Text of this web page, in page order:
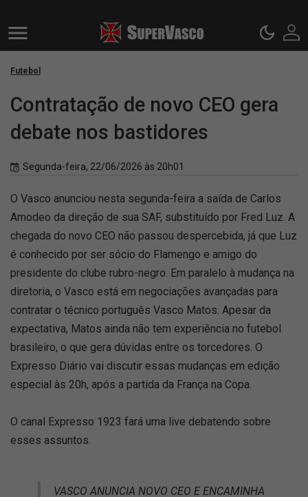
Futebol
Contratação de novo CEO gera
debate nos bastidores
Segunda-feira, 22/06/2026 às 20h01
O Vasco anunciou nesta segunda-feira a saída de Carlos
Amodeo da direção de sua SAF, substituído por Fred Luz. A
chegada do novo CEO não passou despercebida, já que Luz
é conhecido por ser sócio do Flamengo e amigo do
presidente do clube rubro-negro. Em paralelo à mudança na
diretoria, o Vasco está em negociações avançadas para
contratar o técnico português Vasco Matos. Apesar da
expectativa, Matos ainda não tem experiência no futebol
brasileiro, o que gera dúvidas entre os torcedores. O
Expresso Diário vai discutir essas mudanças em edição
especial às 20h, após a partida da França na Copa.
O canal Expresso 1923 fará uma live debatendo sobre
esses assuntos.
VASCO ANUNCIA NOVO CEO E ENCAMINHA